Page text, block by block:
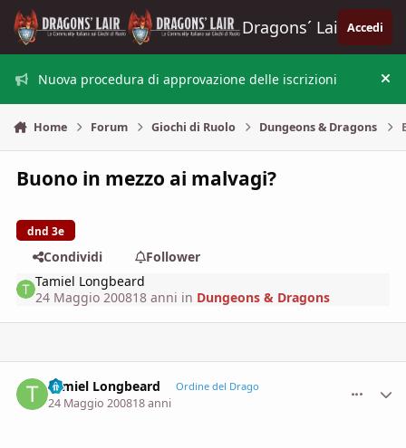
Vai al contenuto
Dragons´ Lair Accedi
Nuova procedura di approvazione delle iscrizioni
Home Forum Giochi di Ruolo Dungeons & Dragons
Buono in mezzo ai malvagi?
dnd 3e
Condividi
Follower
Tamiel Longbeard
24 Maggio 200818 anni in Dungeons & Dragons
Tamiel Longbeard Ordine del Drago
24 Maggio 200818 anni